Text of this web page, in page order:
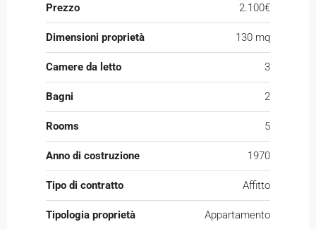
Prezzo 2.100€
Dimensioni proprietà 130 mq
Camere da letto 3
Bagni 2
Rooms 5
Anno di costruzione 1970
Tipo di contratto Affitto
Tipologia proprietà Appartamento